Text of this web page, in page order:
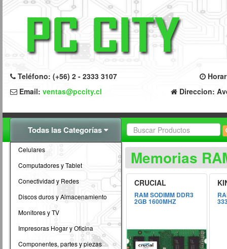
Teléfono: (+56) 2 - 2333 3107
Email: ventas@pccity.cl Direccion:
Todas las Categorías
Celulares
Computadores y Tablet
Conectividad y Redes
Discos duros y Almacenamiento
Monitores y TV
Impresoras Hogar y Oficina
Componentes, partes y piezas
Memorias
CRUCIAL
RAM SODIMM DDR3
2GB 1600MHZ